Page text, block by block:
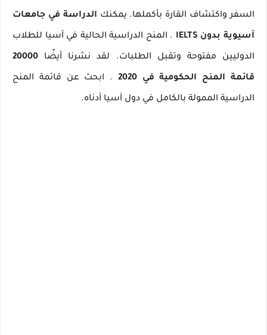
السفر واكتشاف القارة بأكملها. يمكنك الدراسة في جامعات
آسيوية بدون IELTS . المنح الدراسية الحالية في آسيا للطلاب
الدوليين مفتوحة وتقبل الطلبات. لقد نشرنا أيضًا 20000
قائمة المنح الحكومية في 2020 . ابحث عن قائمة المنح
الدراسية الممولة بالكامل في دول آسيا أدناه.